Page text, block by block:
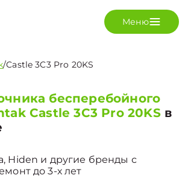
Меню
/Castle 3C3 Pro 20KS
бесперебойного
Castle 3C3 Pro 20KSв
Hiden и другие бренды с
до 3-х лет